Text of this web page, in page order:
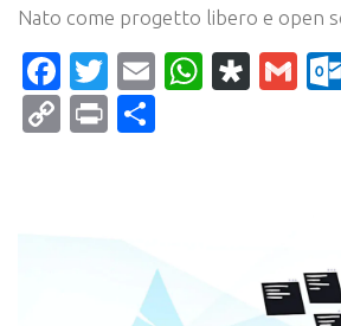
Nato come progetto libero e open
Facebook
Twitter
Email
CopyPrint